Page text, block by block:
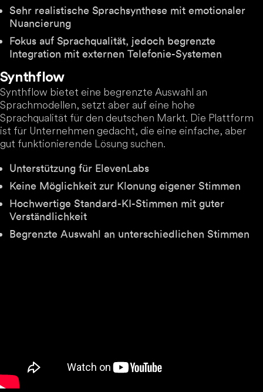
Sehr realistische Sprachsynthese mit emotionaler
Nuancierung
Fokus auf Sprachqualität, jedoch begrenzte
Integration mit externen Telefonie-Systemen
Synthflow
Synthflow bietet eine begrenzte Auswahl an
Sprachmodellen, setzt aber auf eine hohe
Sprachqualität für den deutschen Markt. Die Plattform
ist für Unternehmen gedacht, die eine einfache, aber
gut funktionierende Lösung suchen.
Unterstützung für ElevenLabs
Keine Möglichkeit zur Klonung eigener Stimmen
Hochwertige Standard-KI-Stimmen mit guter
Verständlichkeit
Begrenzte Auswahl an unterschiedlichen Stimmen